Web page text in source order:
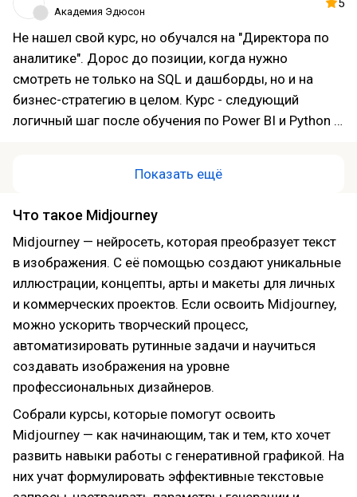
времени. Внедрил дашборды в Power BI , теперь
вижу загрузку цеха, оборачиваемость материалов и
дебиторку в реальном времени, а не по отчетам раз
в месяц. Плюс блок по нейросетям в операционке
26 года дал конкретные инструменты для
прогнозирования простоев оборудования.
для аттестации менеджмента подойдет.
Академия Эдюсон
5
Не нашел свой курс, но обучался на "Директора по
аналитике". Дорос до позиции, когда нужно
смотреть не только на SQL и дашборды, но и на
бизнес-стратегию в целом. Курс - следующий
логичный шаг после обучения по Power BI и Python в
моделирование и сквозную аналитику . Очень
Softline, Ясно, Работа.ру . Сделал 11 проектов в
портфолио, включая стратегию внедрения аналитики
для компании-партнера . Отдельный плюс за
нейросети - научили создавать ИИ-агентов в n8n,
автоматизировать EDA и генерацию кода . Домашек
было очень много, некоторые задания реально
замороченные. Но куратор помогал, на вопросы
отвечал. После защиты диплома получил
повышение на текущей работе. Доступ к
материалам навсегда - периодически захожу
освежить шаблоны. В целом сильный
управленческий курс, рекомендую.
Показать ещё
Что такое Midjourney
Midjourney — нейросеть, которая преобразует текст
в изображения. С её помощью создают уникальные
иллюстрации, концепты, арты и макеты для личных
и коммерческих проектов. Если освоить Midjourney,
можно ускорить творческий процесс,
автоматизировать рутинные задачи и научиться
создавать изображения на уровне
профессиональных дизайнеров.
Собрали курсы, которые помогут освоить
Midjourney — как начинающим, так и тем, кто хочет
развить навыки работы с генеративной графикой. На
них учат формулировать эффективные текстовые